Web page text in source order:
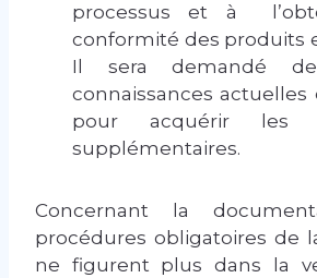
processus et à
conformité des produits
Il sera demandé
connaissances
pour acquérir les
supplémentaires.
Concernant la
procédures obligatoires de
ne figurent plus dans la